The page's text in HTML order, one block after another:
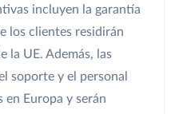
incluyen la garantía
los clientes residirán
la UE. Además, las
soporte y el personal
Europa y serán